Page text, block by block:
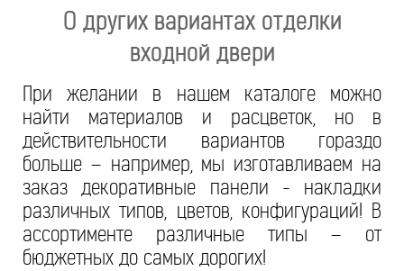
О других вариантах отделки
входной двери
При желании в нашем каталоге можно
найти материалов и расцветок, но в
действительности вариантов гораздо
больше – например, мы изготавливаем на
заказ декоративные панели - накладки
различных типов, цветов, конфигураций! В
ассортименте различные типы – от
бюджетных до самых дорогих!